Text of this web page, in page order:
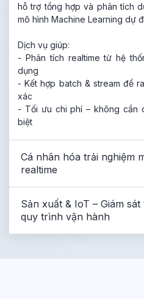
hỗ trợ tổng hợp và phân tích
mô hình Machine Learning dự
Dịch vụ giúp:
- Phân tích realtime từ hệ
dụng
- Kết hợp batch & stream để
xác
- Tối ưu chi phí – không cần
biệt
Cá nhân hóa trải nghiệm
realtime
Sản xuất & IoT – Giám
quy trình vận hành